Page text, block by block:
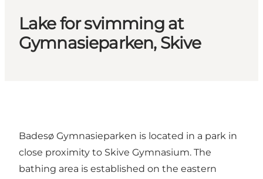
Lake for svimming at
Gymnasieparken, Skive
Badesø Gymnasieparken is located in a park in
close proximity to Skive Gymnasium. The
bathing area is established on the eastern